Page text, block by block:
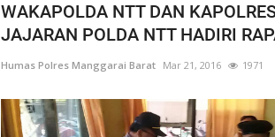
WAKAPOLDA NTT DAN
JAJARAN POLDA NTT HADIRI
Humas Polres Manggarai Barat Mar 21, 2016 1971